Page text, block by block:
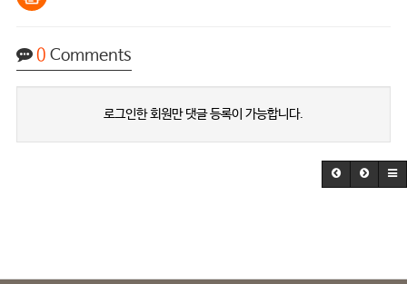
0 Comments
로그인한 회원만 댓글 등록이 가능합니다.